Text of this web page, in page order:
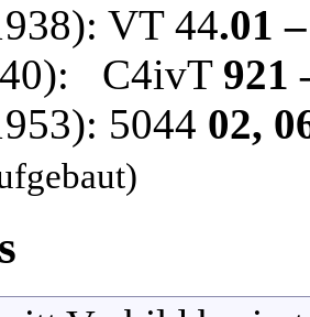
VT 44.01
C4ivT 921
5044 02,